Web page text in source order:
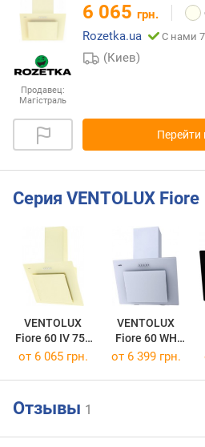
Продавец:
Магістраль
6 065 грн.
Rozetka.ua
С нами
(Киев)
Перейти
Серия VENTOLUX Fiore
VENTOLUX
Fiore 60 IV 750
PB
VENTOLUX
Fiore 60 WH
750 PB
от 6 065 грн. от 6 399 грн.
Отзывы 1